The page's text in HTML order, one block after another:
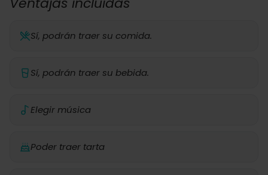
Sí, podrán traer su comida.
Sí, podrán traer su bebida.
Elegir música
Poder traer tarta